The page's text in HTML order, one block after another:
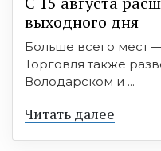
выходного дня
Больше всего мест
Торговля также
Володарском и ...
Читать далее